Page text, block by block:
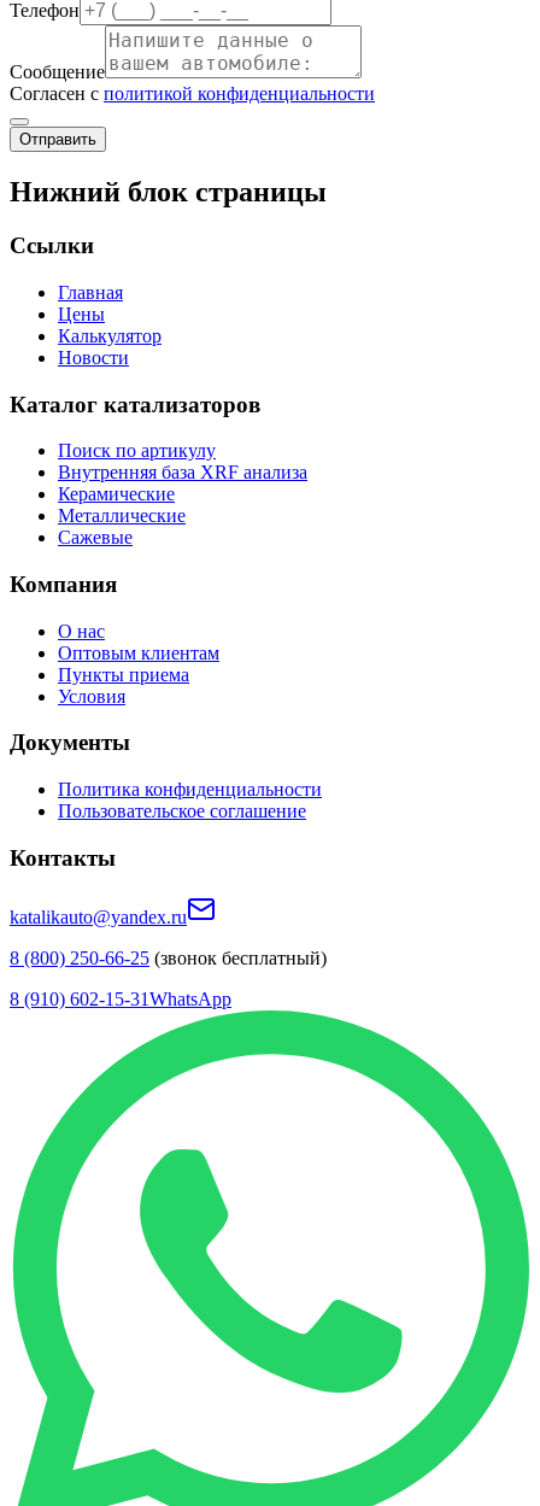
Телефон
Сообщение
Согласен с политикой конфиденциальности
Отправить
Нижний блок страницы
Ссылки
Главная
Цены
Калькулятор
Новости
Каталог катализаторов
Поиск по артикулу
Внутренняя база XRF анализа
Керамические
Металлические
Сажевые
Компания
О нас
Оптовым клиентам
Пункты приема
Условия
Документы
Политика конфиденциальности
Пользовательское соглашение
Контакты
katalikauto@yandex.ru
8 (800) 250-66-25 (звонок бесплатный)
8 (910) 602-15-31WhatsApp